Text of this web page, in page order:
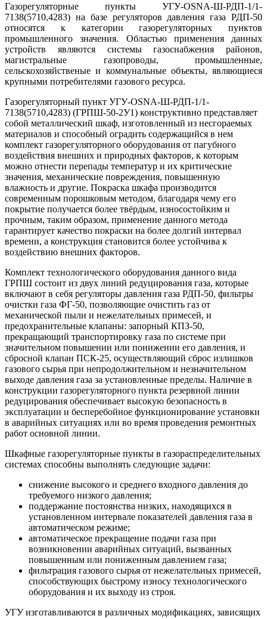
Газорегуляторные пункты УГУ-OSNA-Ш-РДП-1/1-
7138(5710,4283) на базе регуляторов давления газа РДП-50
относятся к категории газорегуляторных пунктов
промышленного значения. Областью применения данных
устройств являются системы газоснабжения районов,
магистральные газопроводы, промышленные,
сельскохозяйственые и коммунальные объекты, являющиеся
крупными потребителями газового ресурса.
Газорегуляторный пункт УГУ-OSNA-Ш-РДП-1/1-
7138(5710,4283) (ГРПШ-50-2У1) конструктивно представляет
собой металлический шкаф, изготовленный из несгораемых
материалов и способный оградить содержащийся в нем
комплект газорегуляторного оборудования от пагубного
воздействия внешних и природных факторов, к которым
можно отнести перепады температур и их критические
значения, механические повреждения, повышенную
влажность и другие. Покраска шкафа производится
современным порошковым методом, благодаря чему его
покрытие получается более твёрдым, износостойким и
прочным, таким образом, применение данного метода
гарантирует качество покраски на более долгий интервал
времени, а конструкция становится более устойчива к
воздействию внешних факторов.
Комплект технологического оборудования данного вида
ГРПШ состоит из двух линий редуцирования газа, которые
включают в себя регуляторы давления газа РДП-50, фильтры
очистки газа ФГ-50, позволяющие очистить газ от
механической пыли и нежелательных примесей, и
предохранительные клапаны: запорный КПЗ-50,
прекращающий транспортировку газа по системе при
значительном повышении или понижении его давления, и
сбросной клапан ПСК-25, осуществляющий сброс излишков
газового сырья при непродолжительном и незначительном
выходе давления газа за установленные пределы. Наличие в
конструкции газорегуляторного пункта резервной линии
редуцирования обеспечивает высокую безопасность в
эксплуатации и бесперебойное функционирование установки
в аварийных ситуациях или во время проведения ремонтных
работ основной линии.
Шкафные газорегуляторные пункты в газораспределительных
системах способны выполнять следующие задачи:
снижение высокого и среднего входного давления до
требуемого низкого давления;
поддержание постоянства низких, находящихся в
установленном интервале показателей давления газа в
автоматическом режиме;
автоматическое прекращение подачи газа при
возникновении аварийных ситуаций, вызванных
повышенным или пониженным давлением газа;
фильтрация газового сырья от нежелательных примесей,
способствующих быстрому износу технологического
оборудования и их выходу из строя.
УГУ изготавливаются в различных модификациях, зависящих